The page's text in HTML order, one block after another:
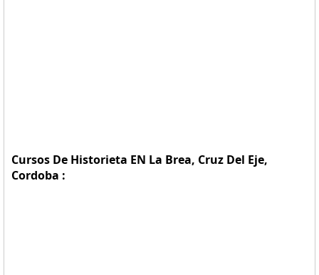
Cursos De Historieta EN La Brea, Cruz Del Eje,
Cordoba :